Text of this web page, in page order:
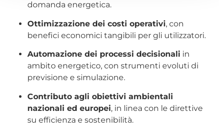
domanda energetica.
Ottimizzazione dei costi operativi, con
benefici economici tangibili per gli utilizzatori.
Automazione dei processi decisionali in
ambito energetico, con strumenti evoluti di
previsione e simulazione.
Contributo agli obiettivi ambientali
nazionali ed europei, in linea con le direttive
su efficienza e sostenibilità.